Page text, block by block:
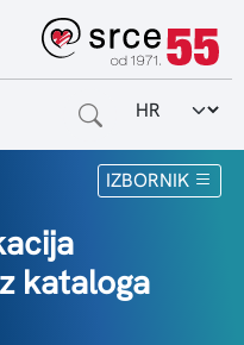
Odabir
IZBORNIK
kataloga